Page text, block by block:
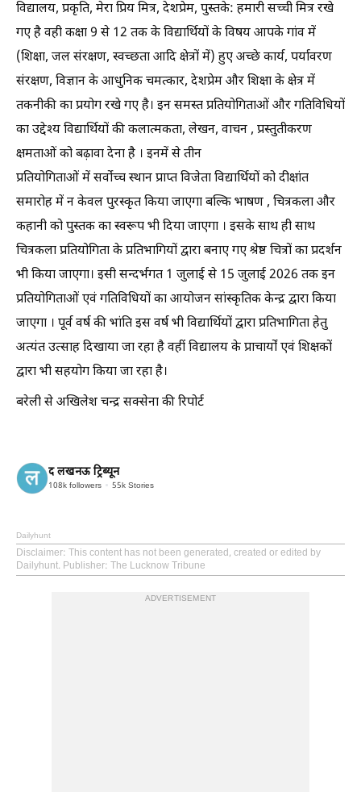
विद्यालय, प्रकृति, मेरा प्रिय मित्र, देशप्रेम, पुस्तके: हमारी सच्ची मित्र रखे
गए है वही कक्षा 9 से 12 तक के विद्यार्थियों के विषय आपके गांव में
(शिक्षा, जल संरक्षण, स्वच्छता आदि क्षेत्रों में) हुए अच्छे कार्य, पर्यावरण
संरक्षण, विज्ञान के आधुनिक चमत्कार, देशप्रेम और शिक्षा के क्षेत्र में
तकनीकी का प्रयोग रखे गए है। इन समस्त प्रतियोगिताओं और गतिविधियों
का उद्देश्य विद्यार्थियों की कलात्मकता, लेखन, वाचन , प्रस्तुतीकरण
क्षमताओं को बढ़ावा देना है । इनमें से तीन
प्रतियोगिताओं में सर्वोच्च स्थान प्राप्त विजेता विद्यार्थियों को दीक्षांत
समारोह में न केवल पुरस्कृत किया जाएगा बल्कि भाषण , चित्रकला और
कहानी को पुस्तक का स्वरूप भी दिया जाएगा । इसके साथ ही साथ
चित्रकला प्रतियोगिता के प्रतिभागियों द्वारा बनाए गए श्रेष्ठ चित्रों का प्रदर्शन
भी किया जाएगा। इसी सन्दर्भगत 1 जुलाई से 15 जुलाई 2026 तक इन
प्रतियोगिताओं एवं गतिविधियों का आयोजन सांस्कृतिक केन्द्र द्वारा किया
जाएगा । पूर्व वर्ष की भांति इस वर्ष भी विद्यार्थियों द्वारा प्रतिभागिता हेतु
अत्यंत उत्साह दिखाया जा रहा है वहीं विद्यालय के प्राचार्यों एवं शिक्षकों
द्वारा भी सहयोग किया जा रहा है।
बरेली से अखिलेश चन्द्र सक्सेना की रिपोर्ट
द लखनऊ ट्रिब्यून
108k followers 55k Stories
Dailyhunt
Disclaimer: This content has not been generated, created or edited by
Dailyhunt. Publisher: The Lucknow Tribune
ADVERTISEMENT